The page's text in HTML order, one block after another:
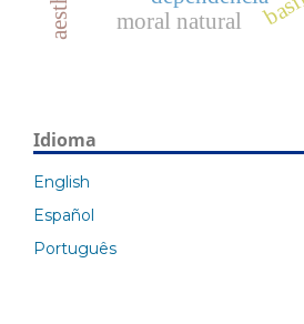
moral natural
Idioma
English
Español
Português